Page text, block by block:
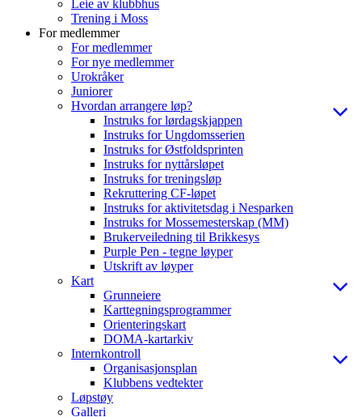
Leie av klubbhus
Trening i Moss
For medlemmer
For medlemmer
For nye medlemmer
Urokråker
Juniorer
Hvordan arrangere løp?
Instruks for lørdagskjappen
Instruks for Ungdomsserien
Instruks for Østfoldsprinten
Instruks for nyttårsløpet
Instruks for treningsløp
Rekruttering CF-løpet
Instruks for aktivitetsdag i Nesparken
Instruks for Mossemesterskap (MM)
Brukerveiledning til Brikkesys
Purple Pen - tegne løyper
Utskrift av løyper
Kart
Grunneiere
Karttegningsprogrammer
Orienteringskart
DOMA-kartarkiv
Internkontroll
Organisasjonsplan
Klubbens vedtekter
Løpstøy
Galleri